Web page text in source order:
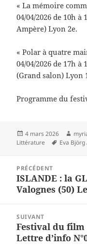
« La mémoire
04/04/2026 de 10h
Ampère) Lyon 2e.
« Polar à quatre
04/04/2026 de 17h
(Grand salon) Lyon
Programme du
Publié
le
4 mars 2026
Littérature
Mots-
Eva
l’article
PRÉCÉDENT
Article
précédent :
ISLANDE : la
Valognes (50)
SUIVANT
Article
suivant :
Festival du film
Lettre d’info